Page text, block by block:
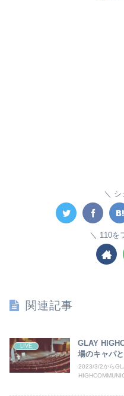
シ
110を
関連記事
LIVE
GLAY
場のキャパ
2023/3/2から